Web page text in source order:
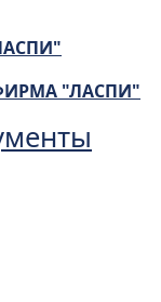
"ЛАСПИ"